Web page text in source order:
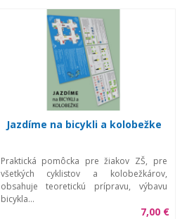
Jazdíme na bicykli a kolobežke
Praktická pomôcka pre žiakov ZŠ, pre
všetkých cyklistov a kolobežkárov,
obsahuje teoretickú prípravu, výbavu
bicykla...
7,00 €